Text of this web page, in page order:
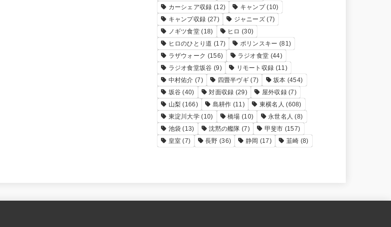
カーシェア収録 (12) キャンプ(10)
キャンプ収録 (27) ジャニーズ (7)
ノギツ食堂 (18) ヒロ (30)
ヒロのひとり道 (17) ポリンスキー (81)
ラザウォーク (156) ラジオ食堂 (44)
ラジオ食堂坂谷 (9) リモート収録 (11)
中村佑介 (7) 四畳半ヴギ (7) 坂本 (454)
坂谷 (40) 対面収録 (29) 屋外収録(7)
山梨 (166) 島耕作 (11) 東横名人 (608)
東淀川大学 (10) 橋場 (10) 永世名人 (8)
池袋 (13) 沈黙の艦隊 (7) 甲斐市 (157)
皇室 (7) 長野 (36) 静岡 (17) 韮崎 (8)